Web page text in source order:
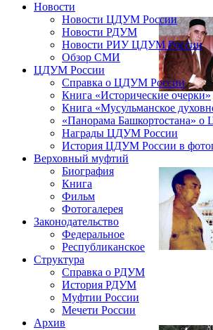
Новости
Новости ЦДУМ России
Новости РДУМ
Новости РИУ ЦДУМ России
Обзор СМИ
ЦДУМ России
Справка о ЦДУМ России
Книга «Исторические очерки»
Книга «Мусульманское
«Панорама Башкортостана»
Награды ЦДУМ России
История ЦДУМ России в
Верховный муфтий
Биография
Книга
Фильм
Фотогалерея
Законодательство
Федеральное
Республиканское
Структура
Справка о РДУМ
История РДУМ
Муфтии России
Мечети России
Архив